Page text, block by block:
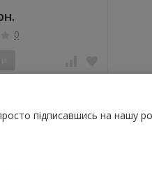
0
підписавшись на нашу